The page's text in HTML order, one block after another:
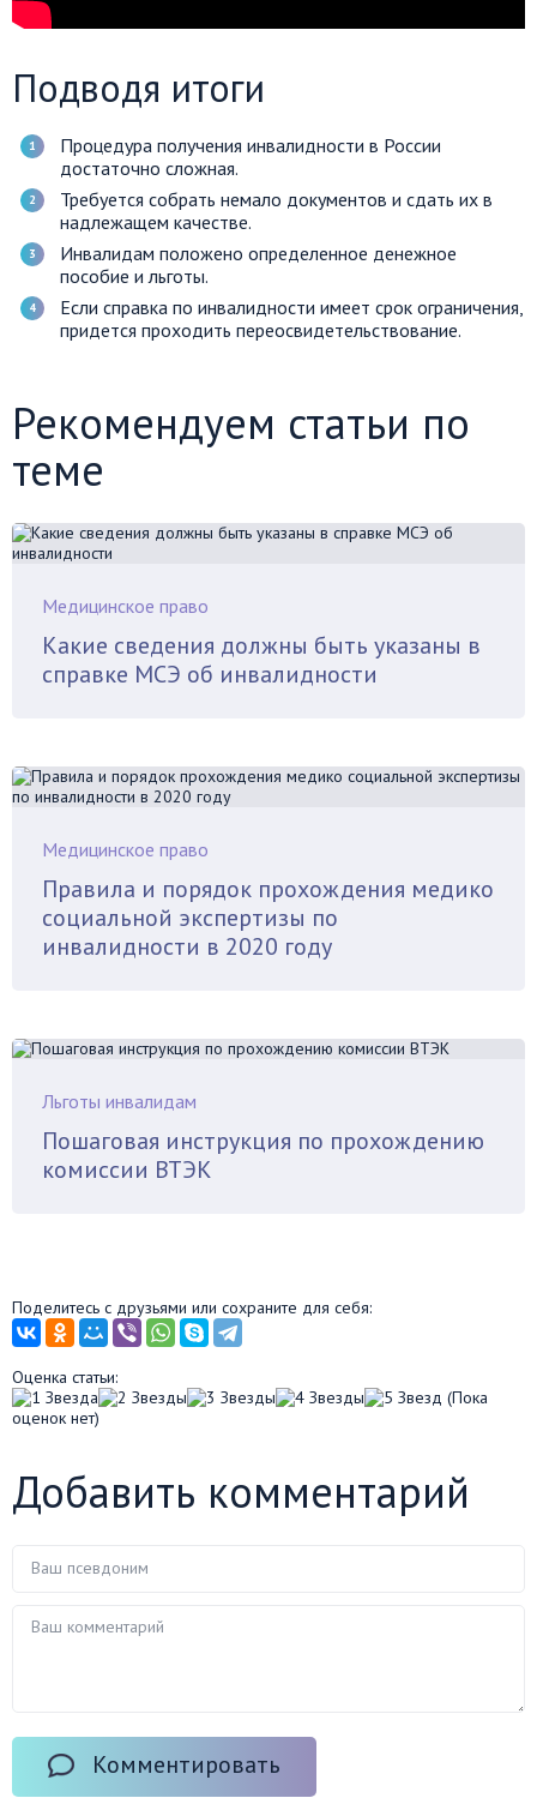
Подводя итоги
Процедура получения инвалидности в России
достаточно сложная.
Требуется собрать немало документов и сдать их в
надлежащем качестве.
Инвалидам положено определенное денежное
пособие и льготы.
Если справка по инвалидности имеет срок ограничения,
придется проходить переосвидетельствование.
Рекомендуем статьи по
теме
Медицинское право
Какие сведения должны быть указаны в
справке МСЭ об инвалидности
Медицинское право
Правила и порядок прохождения медико
социальной экспертизы по
инвалидности в 2020 году
Льготы инвалидам
Пошаговая инструкция по прохождению
комиссии ВТЭК
Поделитесь с друзьями или сохраните для себя:
Оценка статьи:
(Пока
оценок нет)
Добавить комментарий
Комментировать